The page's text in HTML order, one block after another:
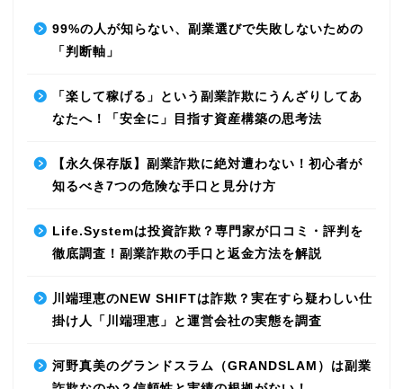
99%の人が知らない、副業選びで失敗しないための
「判断軸」
「楽して稼げる」という副業詐欺にうんざりしてあ
なたへ！「安全に」目指す資産構築の思考法
【永久保存版】副業詐欺に絶対遭わない！初心者が
知るべき7つの危険な手口と見分け方
Life.Systemは投資詐欺？専門家が口コミ・評判を
徹底調査！副業詐欺の手口と返金方法を解説
川端理恵のNEW SHIFTは詐欺？実在すら疑わしい仕
掛け人「川端理恵」と運営会社の実態を調査
河野真美のグランドスラム（GRANDSLAM）は副業